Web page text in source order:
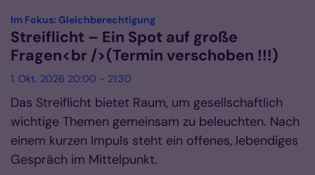
Datum: 1. Oktober 2026
Im Fokus: Gleichberechtigung:
Streiflicht – Ein Spot auf große
Fragen<br />(Termin verschoben !!!)
1. Okt. 2026 20:00 - 21:30
Das Streiflicht bietet Raum, um gesellschaftlich
wichtige Themen gemeinsam zu beleuchten. Nach
einem kurzen Impuls steht ein offenes, lebendiges
Gespräch im Mittelpunkt.